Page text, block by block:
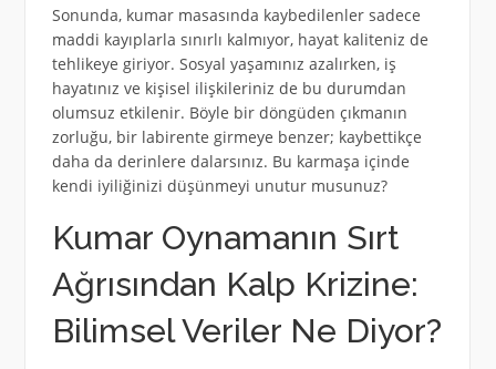
Sonunda, kumar masasında kaybedilenler sadece
maddi kayıplarla sınırlı kalmıyor, hayat kaliteniz de
tehlikeye giriyor. Sosyal yaşamınız azalırken, iş
hayatınız ve kişisel ilişkileriniz de bu durumdan
olumsuz etkilenir. Böyle bir döngüden çıkmanın
zorluğu, bir labirente girmeye benzer; kaybettikçe
daha da derinlere dalarsınız. Bu karmaşa içinde
kendi iyiliğinizi düşünmeyi unutur musunuz?
Kumar Oynamanın Sırt
Ağrısından Kalp Krizine:
Bilimsel Veriler Ne Diyor?